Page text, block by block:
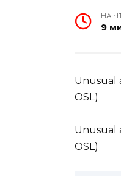
НА
9
Unusual
OSL)
Unusual
OSL)